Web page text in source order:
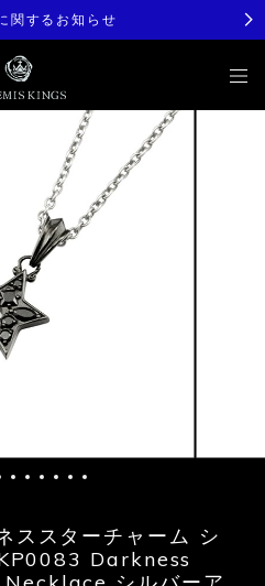
関するお知らせ
ススターチャーム シ
Darkness